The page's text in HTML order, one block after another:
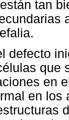
tan
defecto
que
en
en